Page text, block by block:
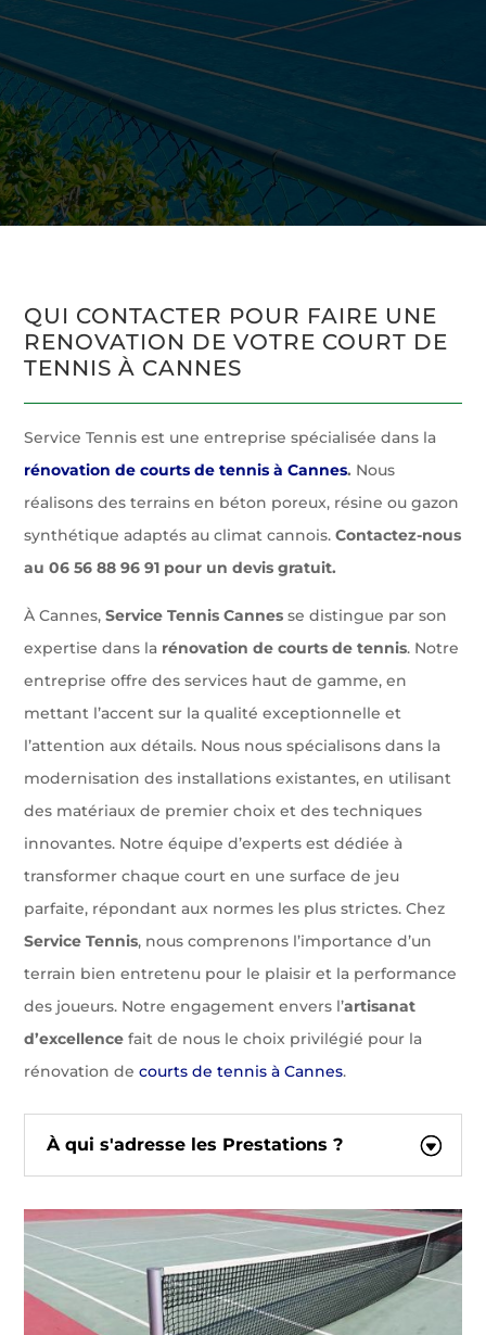
QUI CONTACTER POUR FAIRE UNE
RENOVATION DE VOTRE COURT DE
TENNIS À CANNES
Service Tennis est une entreprise spécialisée dans la
rénovation de courts de tennis à Cannes. Nous
réalisons des terrains en béton poreux, résine ou gazon
synthétique adaptés au climat cannois.Contactez-nous
au 06 56 88 96 91 pour un devis gratuit.
À Cannes,Service Tennis Cannes se distingue par son
expertise dans la rénovation de courts de tennis. Notre
entreprise offre des services haut de gamme, en
mettant l’accent sur la qualité exceptionnelle et
l’attention aux détails. Nous nous spécialisons dans la
modernisation des installations existantes, en utilisant
des matériaux de premier choix et des techniques
innovantes. Notre équipe d’experts est dédiée à
transformer chaque court en une surface de jeu
parfaite, répondant aux normes les plus strictes. Chez
Service Tennis, nous comprenons l’importance d’un
terrain bien entretenu pour le plaisir et la performance
des joueurs. Notre engagement envers l’artisanat
d’excellence fait de nous le choix privilégié pour la
rénovation decourts de tennis à Cannes.
À qui s'adresse les Prestations ?